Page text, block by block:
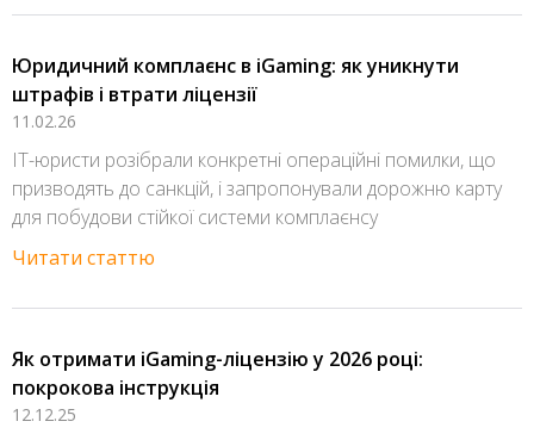
Юридичний комплаєнс в iGaming: як уникнути
штрафів і втрати ліцензії
11.02.26
IT-юристи розібрали конкретні операційні помилки, що
призводять до санкцій, і запропонували дорожню карту
для побудови стійкої системи комплаєнсу
Читати статтю
Як отримати iGaming-ліцензію у 2026 році:
покрокова інструкція
12.12.25